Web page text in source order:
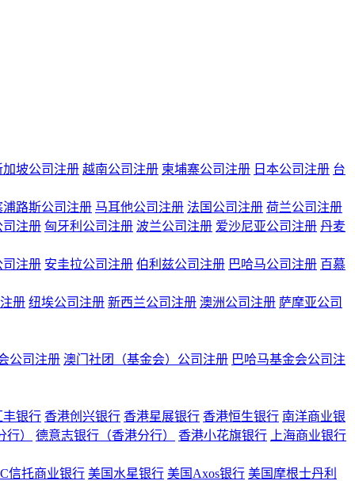
加坡公司注册 越南公司注册 柬埔寨公司注册 日本公司注册 台
浦路斯公司注册 马耳他公司注册 法国公司注册 荷兰公司注册
司注册 匈牙利公司注册 波兰公司注册 爱沙尼亚公司注册 丹麦
司注册 安圭拉公司注册 伯利兹公司注册 巴哈马公司注册 百慕
册 纽埃公司注册 新西兰公司注册 澳洲公司注册 萨摩亚公司
公司注册 澳门社团（基金会）公司注册 巴哈马基金会公司注
丰银行 香港创兴银行 香港星展银行 香港恒生银行 南洋商业银
） 德意志银行（香港分行） 香港小花旗银行
上海商业银行
信托商业银行 美国水星银行 美国Axos银行 美国摩根士丹利